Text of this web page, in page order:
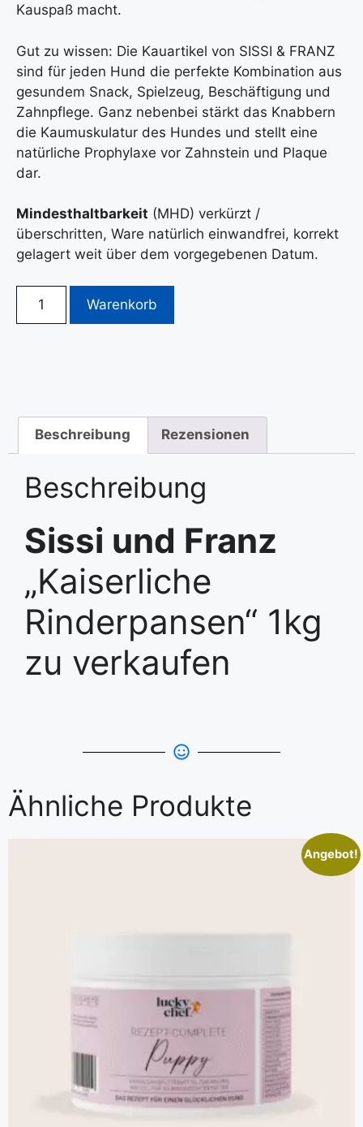
Kauspaß macht.
Gut zu wissen: Die Kauartikel von SISSI & FRANZ
sind für jeden Hund die perfekte Kombination aus
gesundem Snack, Spielzeug, Beschäftigung und
Zahnpflege. Ganz nebenbei stärkt das Knabbern
die Kaumuskulatur des Hundes und stellt eine
natürliche Prophylaxe vor Zahnstein und Plaque
dar.
Mindesthaltbarkeit (MHD) verkürzt /
überschritten, Ware natürlich einwandfrei, korrekt
gelagert weit über dem vorgegebenen Datum.
Warenkorb
Beschreibung Rezensionen
Beschreibung
Sissi und Franz
„Kaiserliche
Rinderpansen“ 1kg
zu verkaufen
Ähnliche Produkte
Angebot!